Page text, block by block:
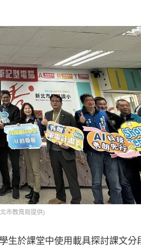
市教育局提供)
生於課堂中使用載具探討課文分